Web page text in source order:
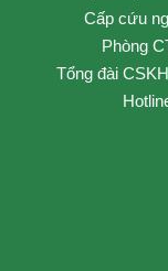
Cấp cứu
Phòng
Tổng đài